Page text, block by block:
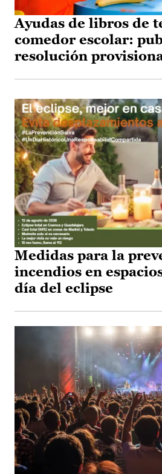
Ayudas de libros de
comedor escolar:
resolución
Medidas para la
incendios en
día del eclipse